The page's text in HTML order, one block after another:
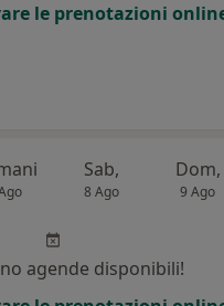
le prenotazioni
Sab,
8 Ago
Dom,
9 Ago
agende disponibili!